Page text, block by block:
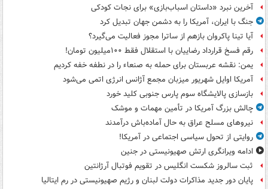
آخرین نبرد «داستان اسباب‌بازی» برای نجات کودکی
جنگ با ایران، آمریکا را به دشمن جهان تبدیل کرد
آیا تینا پاکروان بازهم از ساترا مجوز فعالیت می‌گیرد؟
رقم فسخ قرارداد رضاییان با استقلال فقط ۱۰۰میلیون تومان!
یمن: نقشه عربستان برای حمله به صنعاء را در نطفه خفه کردیم
آمریکا اوایل شهریور میزبان مجمع آژانس انرژی اتمی می‌شود
بازسازی پالایشگاه سوم پارس جنوبی کلید خورد
چالش بزرگ آمریکا در تأمین مهمات و موشک
نیروهای مسلح عراق به حال آماده‌باش درآمدند
روایتی از تحول سیاسی اجتماعی در آمریکا!
ادامه ویرانگری ارتش صهیونیستی در جنین
ثبت سالروز شکست انگلیس در تقویم فوتبال آرژانتین
پایان دور جدید مذاکرات دولت لبنان و رژیم صهیونیستی در رم ایتالیا